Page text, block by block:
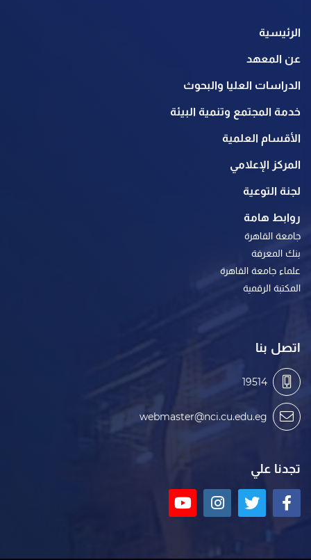
الرئيسية
عن المعهد
الدراسات العليا والبحوث
خدمة المجتمع وتنمية البيئة
الأقسام العلمية
المركز الإعلامي
لجنة التوعية
روابط هامة
جامعة القاهرة
بنك المعرفة
علماء جامعة القاهرة
المكتبة الرقمية
اتصل بنا
19514
webmaster@nci.cu.edu.eg
تجدنا علي